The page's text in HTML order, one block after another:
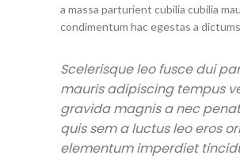
a massa parturient cubilia cubilia
condimentum hac egestas a
Scelerisque leo fusce dui
mauris adipiscing tempus
gravida magnis a nec
quis sem a luctus leo eros
elementum imperdiet